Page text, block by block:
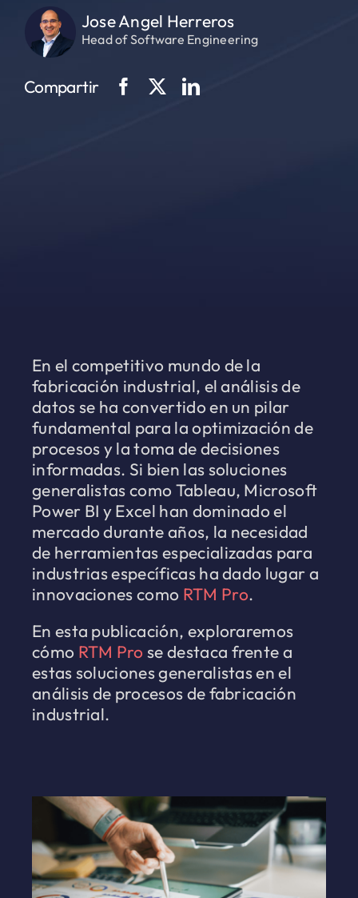
Jose Angel Herreros
Head of Software Engineering
Compartir
En el competitivo mundo de la
fabricación industrial, el análisis de
datos se ha convertido en un pilar
fundamental para la optimización de
procesos y la toma de decisiones
informadas. Si bien las soluciones
generalistas como Tableau, Microsoft
Power BI y Excel han dominado el
mercado durante años, la necesidad
de herramientas especializadas para
industrias específicas ha dado lugar a
innovaciones como RTM Pro.
En esta publicación, exploraremos
cómo RTM Pro se destaca frente a
estas soluciones generalistas en el
análisis de procesos de fabricación
industrial.